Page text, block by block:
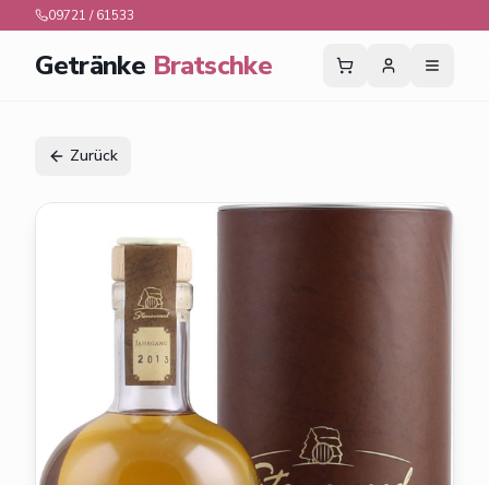
09721 / 61533
Getränke Bratschke
Zurück